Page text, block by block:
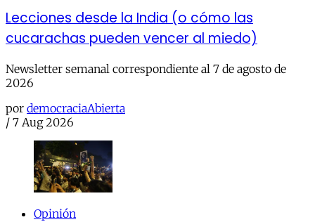
Lecciones desde la India (o cómo las
cucarachas pueden vencer al miedo)
Newsletter semanal correspondiente al 7 de agosto de
2026
por democraciaAbierta
/ 7 Aug 2026
Opinión